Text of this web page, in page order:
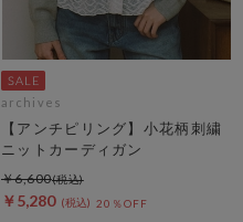
archives
【アンチピリング】小花柄刺繍
ニットカーディガン
￥5,280 20％OFF
￥6,600